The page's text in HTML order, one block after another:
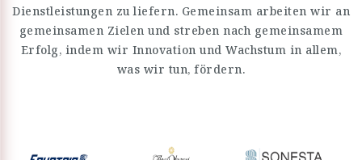
Dienstleistungen zu liefern. Gemeinsam arbeiten wir an
gemeinsamen Zielen und streben nach gemeinsamem
Erfolg, indem wir Innovation und Wachstum in allem,
was wir tun, fördern.